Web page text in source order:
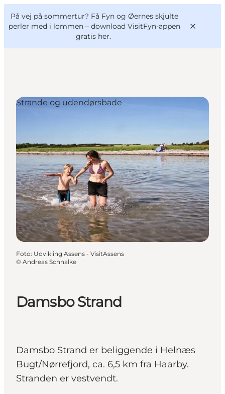
På vej på sommertur? Få Fyn og Øernes skjulte
perler med i lommen – download VisitFyn-appen
gratis her.
Oplevelser
Overnatning
Book lokale oplevelser
VisitFyn
Deutsch
Damsbo Strand
Damsbo Strand er beliggende i Helnæs
Bugt/Nørrefjord, ca. 6,5 km fra Haarby.
Stranden er vestvendt.
Strande og udendørsbade
Foto: Udvikling Assens - VisitAssens
© Andreas Schnalke